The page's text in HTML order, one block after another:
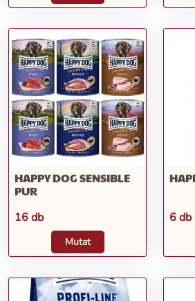
HAPPY DOG SENSIBLE
PUR
16 db
Mutat
6 db